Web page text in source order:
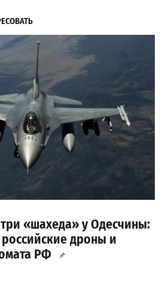
«шахеда» у Одесчины:
дроны и
РФ